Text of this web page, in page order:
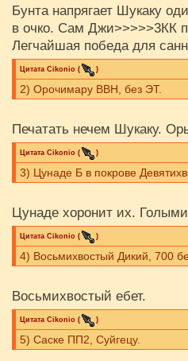
Бунта напрягает Шукаку
в очко. Сам Джи>>>>>3КК
Легчайшая победа для
Цитата Cikоnio ( )
2) Орочимару ВВН, без ЭТ.
Печатать нечем Шукаку.
Цитата Cikоnio ( )
3) Цунаде Б в покрове
Цунаде хоронит их.
Цитата Cikоnio ( )
4) Восьмихвостый Дикий, 700
Восьмихвостый ебет.
Цитата Cikоnio ( )
5) Саске ПП2, Суйгецу.